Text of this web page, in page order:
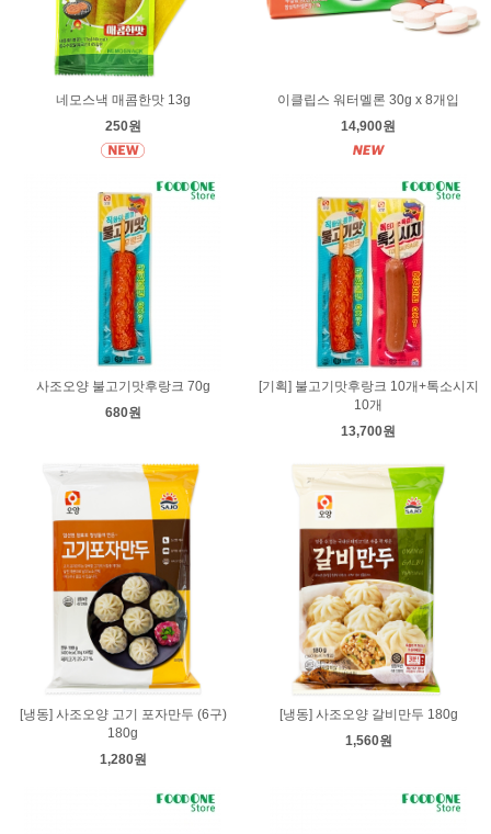
네모스낵 매콤한맛 13g
250원
이클립스 워터멜론 30g x 8개입
14,900원
사조오양 불고기맛후랑크 70g
680원
[기획] 불고기맛후랑크 10개+톡소시지
10개
13,700원
[냉동] 사조오양 고기 포자만두 (6구)
180g
1,280원
[냉동] 사조오양 갈비만두 180g
1,560원